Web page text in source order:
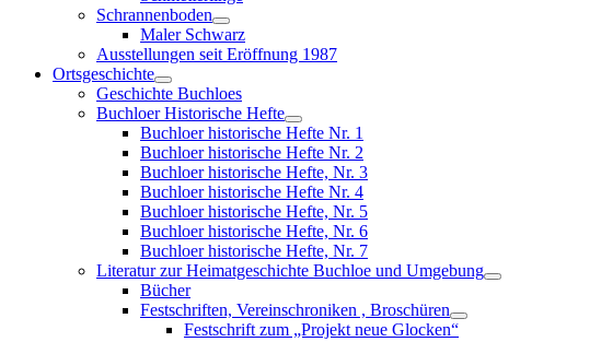
Schrannenboden
Show
sub
menu
Maler Schwarz
Ausstellungen seit Eröffnung 1987
Ortsgeschichte
Show
sub
menu
Geschichte Buchloes
Buchloer Historische Hefte
Show
sub
menu
Buchloer historische Hefte Nr. 1
Buchloer historische Hefte Nr. 2
Buchloer historische Hefte, Nr. 3
Buchloer historische Hefte Nr. 4
Buchloer historische Hefte, Nr. 5
Buchloer historische Hefte, Nr. 6
Buchloer historische Hefte, Nr. 7
Literatur zur Heimatgeschichte Buchloe und Umgebung
Show
Bücher
Festschriften, Vereinschroniken , Broschüren
Show
Festschrift zum „Projekt neue Glocken“